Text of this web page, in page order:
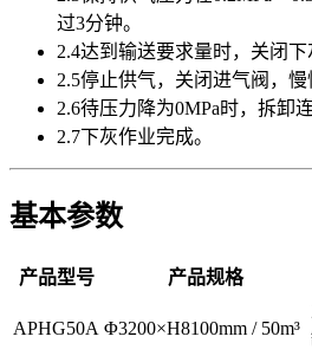
过3分钟。
2.4达到输送要求量时，关闭下
2.5停止供气，关闭进气阀，慢
2.6待压力降为0MPa时，拆卸
2.7下灰作业完成。
基本参数
产品型号 产品规格
APHG50A Φ3200×H8100mm / 50m³